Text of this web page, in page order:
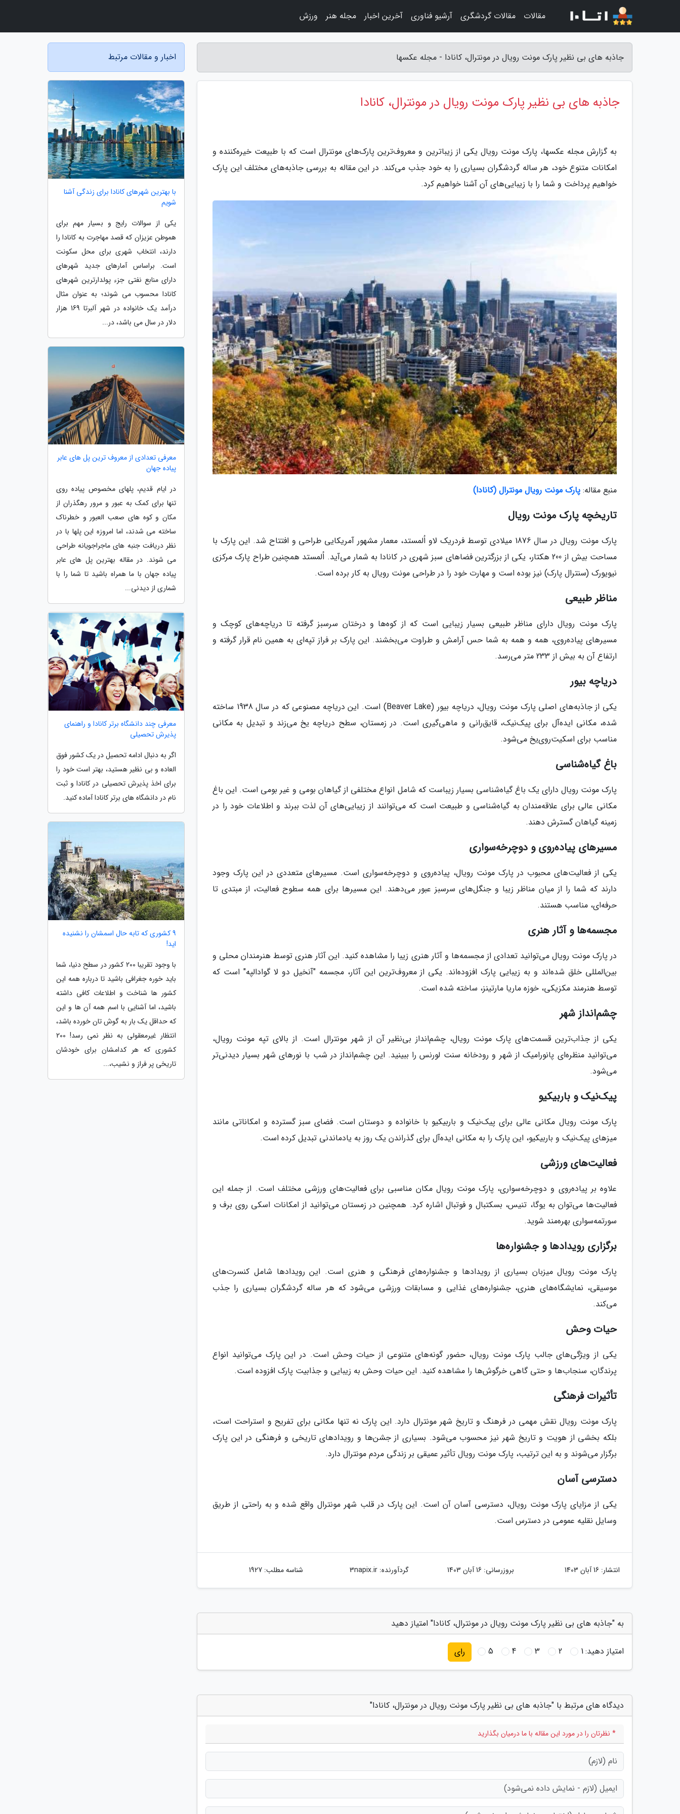
جاذبه های بی نظیر پارک مونت رویال در مونترال، کانادا - مجله عکسها
جاذبه های بی نظیر پارک مونت رویال در مونترال، کانادا
به گزارش مجله عکسها، پارک مونت رویال یکی از زیباترین و معروف‌ترین پارک‌های مونترال است که با طبیعت خیره‌کننده و
امکانات متنوع خود، هر ساله گردشگران بسیاری را به خود جذب می‌کند. در این مقاله به بررسی جاذبه‌های مختلف این پارک
خواهیم پرداخت و شما را با زیبایی‌های آن آشنا خواهیم کرد.
منبع مقاله: پارک مونت رویال مونترال (کانادا)
تاریخچه پارک مونت رویال
پارک مونت رویال در سال 1876 میلادی توسط فردریک لاو اُلمستد، معمار مشهور آمریکایی طراحی و افتتاح شد. این پارک با
مساحت بیش از 200 هکتار، یکی از بزرگترین فضاهای سبز شهری در کانادا به شمار می‌آید. اُلمستد همچنین طراح پارک مرکزی
نیویورک (سنترال پارک) نیز بوده است و مهارت خود را در طراحی مونت رویال به کار برده است.
مناظر طبیعی
پارک مونت رویال دارای مناظر طبیعی بسیار زیبایی است که از کوه‌ها و درختان سرسبز گرفته تا دریاچه‌های کوچک و
مسیرهای پیاده‌روی، همه و همه به شما حس آرامش و طراوت می‌بخشند. این پارک بر فراز تپه‌ای به همین نام قرار گرفته و
ارتفاع آن به بیش از 233 متر می‌رسد.
دریاچه بیور
یکی از جاذبه‌های اصلی پارک مونت رویال، دریاچه بیور (Beaver Lake) است. این دریاچه مصنوعی که در سال 1938 ساخته
شده، مکانی ایده‌آل برای پیک‌نیک، قایق‌رانی و ماهی‌گیری است. در زمستان، سطح دریاچه یخ می‌زند و تبدیل به مکانی
مناسب برای اسکیت‌روی‌یخ می‌شود.
باغ گیاه‌شناسی
پارک مونت رویال دارای یک باغ گیاه‌شناسی بسیار زیباست که شامل انواع مختلفی از گیاهان بومی و غیر بومی است. این باغ
مکانی عالی برای علاقه‌مندان به گیاه‌شناسی و طبیعت است که می‌توانند از زیبایی‌های آن لذت ببرند و اطلاعات خود را در
زمینه گیاهان گسترش دهند.
مسیرهای پیاده‌روی و دوچرخه‌سواری
یکی از فعالیت‌های محبوب در پارک مونت رویال، پیاده‌روی و دوچرخه‌سواری است. مسیرهای متعددی در این پارک وجود
دارند که شما را از میان مناظر زیبا و جنگل‌های سرسبز عبور می‌دهند. این مسیرها برای همه سطوح فعالیت، از مبتدی تا
حرفه‌ای، مناسب هستند.
مجسمه‌ها و آثار هنری
در پارک مونت رویال می‌توانید تعدادی از مجسمه‌ها و آثار هنری زیبا را مشاهده کنید. این آثار هنری توسط هنرمندان محلی و
بین‌المللی خلق شده‌اند و به زیبایی پارک افزوده‌اند. یکی از معروف‌ترین این آثار، مجسمه "آنخیل دو لا گوادالپه" است که
توسط هنرمند مکزیکی، خوزه ماریا مارتینز، ساخته شده است.
چشم‌انداز شهر
یکی از جذاب‌ترین قسمت‌های پارک مونت رویال، چشم‌انداز بی‌نظیر آن از شهر مونترال است. از بالای تپه مونت رویال،
می‌توانید منظره‌ای پانورامیک از شهر و رودخانه سنت لورنس را ببینید. این چشم‌انداز در شب با نورهای شهر بسیار دیدنی‌تر
می‌شود.
پیک‌نیک و باربیکیو
پارک مونت رویال مکانی عالی برای پیک‌نیک و باربیکیو با خانواده و دوستان است. فضای سبز گسترده و امکاناتی مانند
میزهای پیک‌نیک و باربیکیو، این پارک را به مکانی ایده‌آل برای گذراندن یک روز به یادماندنی تبدیل کرده است.
فعالیت‌های ورزشی
علاوه بر پیاده‌روی و دوچرخه‌سواری، پارک مونت رویال مکان مناسبی برای فعالیت‌های ورزشی مختلف است. از جمله این
فعالیت‌ها می‌توان به یوگا، تنیس، بسکتبال و فوتبال اشاره کرد. همچنین در زمستان می‌توانید از امکانات اسکی روی برف و
سورتمه‌سواری بهره‌مند شوید.
برگزاری رویدادها و جشنواره‌ها
پارک مونت رویال میزبان بسیاری از رویدادها و جشنواره‌های فرهنگی و هنری است. این رویدادها شامل کنسرت‌های
موسیقی، نمایشگاه‌های هنری، جشنواره‌های غذایی و مسابقات ورزشی می‌شود که هر ساله گردشگران بسیاری را جذب
می‌کند.
حیات وحش
یکی از ویژگی‌های جالب پارک مونت رویال، حضور گونه‌های متنوعی از حیات وحش است. در این پارک می‌توانید انواع
پرندگان، سنجاب‌ها و حتی گاهی خرگوش‌ها را مشاهده کنید. این حیات وحش به زیبایی و جذابیت پارک افزوده است.
تأثیرات فرهنگی
پارک مونت رویال نقش مهمی در فرهنگ و تاریخ شهر مونترال دارد. این پارک نه تنها مکانی برای تفریح و استراحت است،
بلکه بخشی از هویت و تاریخ شهر نیز محسوب می‌شود. بسیاری از جشن‌ها و رویدادهای تاریخی و فرهنگی در این پارک
برگزار می‌شوند و به این ترتیب، پارک مونت رویال تأثیر عمیقی بر زندگی مردم مونترال دارد.
دسترسی آسان
یکی از مزایای پارک مونت رویال، دسترسی آسان آن است. این پارک در قلب شهر مونترال واقع شده و به راحتی از طریق
وسایل نقلیه عمومی در دسترس است.
انتشار: 16 آبان 1403 بروزرسانی: 16 آبان 1403 گردآورنده:3napix.ir شناسه مطلب: 1927
به "جاذبه های بی نظیر پارک مونت رویال در مونترال، کانادا" امتیاز دهید
امتیاز دهید:1
2
3
4
5 رای
دیدگاه های مرتبط با "جاذبه های بی نظیر پارک مونت رویال در مونترال، کانادا"
* نظرتان را در مورد این مقاله با ما درمیان بگذارید
اخبار و مقالات مرتبط
با بهترین شهرهای کانادا برای زندگی آشنا
شویم
یکی از سوالات رایج و بسیار مهم برای
هموطن عزیزان که قصد مهاجرت به کانادا را
دارند، انتخاب شهری برای محل سکونت
است. براساس آمارهای جدید شهرهای
دارای منابع نفتی جزء پولدارترین شهرهای
کانادا محسوب می شوند؛ به عنوان مثال
درآمد یک خانواده در شهر آلبرتا 169 هزار
دلار در سال می باشد، در...
معرفی تعدادی از معروف ترین پل های عابر
پیاده جهان
در ایام قدیم، پلهای مخصوص پیاده روی
تنها برای کمک به عبور و مرور رهگذران از
مکان و کوه های صعب العبور و خطرناک
ساخته می شدند، اما امروزه این پلها با در
نظر دریافت جنبه های ماجراجویانه طراحی
می شوند. در مقاله بهترین پل های عابر
پیاده جهان با ما همراه باشید تا شما را با
شماری از دیدنی...
معرفی چند دانشگاه برتر کانادا و راهنمای
پذیرش تحصیلی
اگر به دنبال ادامه تحصیل در یک کشور فوق
العاده و بی نظیر هستید، بهتر است خود را
برای اخذ پذیرش تحصیلی در کانادا و ثبت
نام در دانشگاه های برتر کانادا آماده کنید.
9 کشوری که تابه حال اسمشان را نشنیده
اید!
با وجود تقریبا 200 کشور در سطح دنیا، شما
باید خوره جغرافی باشید تا درباره همه این
کشور ها شناخت و اطلاعات کافی داشته
باشید، اما آشنایی با اسم همه آن ها و این
که حداقل یک بار به گوش تان خورده باشد،
انتظار غیرمعقولی به نظر نمی رسد! 200
کشوری که هر کدامشان برای خودشان
تاریخی پر فراز و نشیب،...
مقالات مقالات گردشگری آرشیو فناوری آخرین اخبار مجله هنر ورزش